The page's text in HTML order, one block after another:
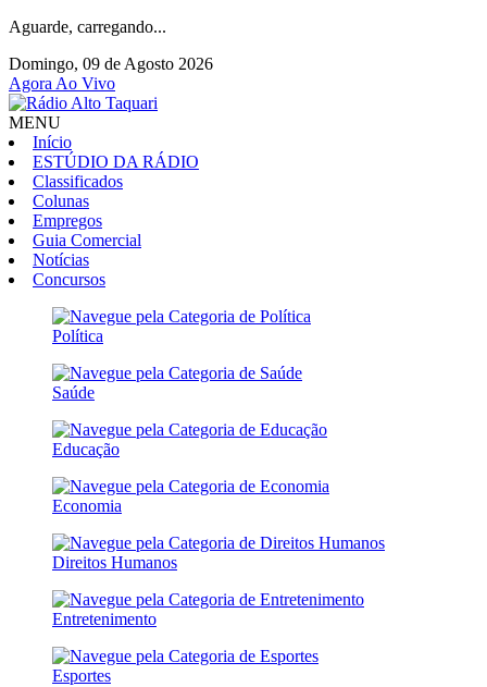
Aguarde, carregando...
Domingo, 09 de Agosto 2026
Agora Ao Vivo
MENU
Início
ESTÚDIO DA RÁDIO
Classificados
Colunas
Empregos
Guia Comercial
Notícias
Concursos
Política
Saúde
Educação
Economia
Direitos Humanos
Entretenimento
Esportes